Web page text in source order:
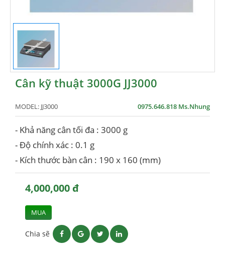
Cân kỹ thuật 3000G JJ3000
MODEL: JJ3000 0975.646.818 Ms.Nhung
- Khả năng cân tối đa : 3000 g
- Độ chính xác : 0.1 g
- Kích thước bàn cân : 190 x 160 (mm)
4,000,000 đ
MUA
Chia sẽ